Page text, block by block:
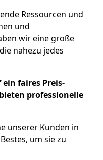
Ressourcen und
und
wir eine große
nahezu jedes
faires Preis-
professionelle
unserer Kunden in
um sie zu